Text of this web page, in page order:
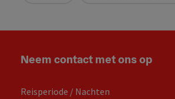
Neem contact met ons op
Reisperiode / Nachten